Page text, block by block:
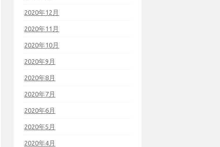
2020年12月
2020年11月
2020年10月
2020年9月
2020年8月
2020年7月
2020年6月
2020年5月
2020年4月